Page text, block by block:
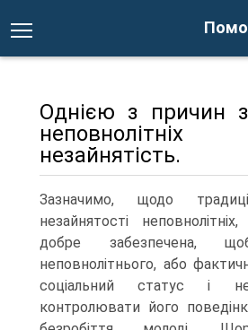
Однією з причин
незайнятість.
Зазначимо, щодо
незайнятості
добре забезпечена,
неповнолітнього, або
соціальний статус і
контролювати його